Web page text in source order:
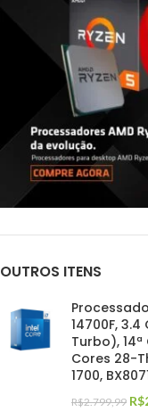
OUTROS ITENS
14700F, 3.4
Turbo),
Cores 28-
1700,
R$2.799,99 R$